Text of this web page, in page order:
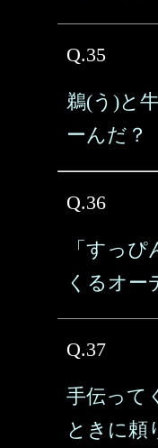
Q.35
鵜(う)と
ーんだ？
Q.36
「すっ
くるオー
Q.37
手伝って
ときに頼